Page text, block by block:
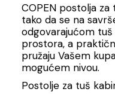
COPEN postolja za
tako da se na
odgovarajućom tuš
prostora, a
pružaju Vašem
mogućem nivou.
Postolje za tuš